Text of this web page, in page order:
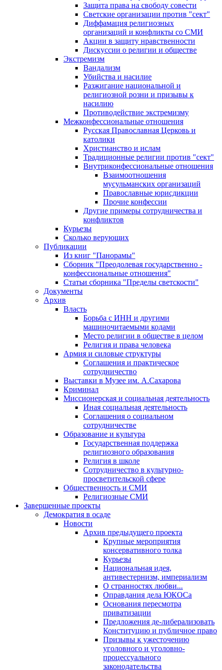
Защита права на свободу совести
Светские организации против "сект"
Диффамация религиозных
организаций и конфликты со СМИ
Акции в защиту нравственности
Дискуссии о религии и обществе
Экстремизм
Вандализм
Убийства и насилие
Разжигание национальной и
религиозной розни и призывы к
насилию
Противодействие экстремизму
Межконфессиональные отношения
Русская Православная Церковь и
католики
Христианство и ислам
Традиционные религии против "сект"
Внутриконфессиональные отношения
Взаимоотношения
мусульманских организаций
Православные юрисдикции
Прочие конфессии
Другие примеры сотрудничества и
конфликтов
Курьезы
Сколько верующих
Публикации
Из книг "Панорамы"
Сборник "Преодолевая государственно -
конфессиональные отношения"
Статьи сборника "Пределы светскости"
Документы
Архив
Власть
Борьба с ИНН и другими
машиночитаемыми кодами
Место религии в обществе в целом
Религия и права человека
Армия и силовые структуры
Соглашения и практическое
сотрудничество
Выставки в Музее им. А.Сахарова
Криминал
Миссионерская и социальная деятельность
Иная социальная деятельность
Соглашения о социальном
сотрудничестве
Образование и культура
Государственная поддержка
религиозного образования
Религия в школе
Сотрудничество в культурно-
просветительской сфере
Общественность и СМИ
Религиозные СМИ
Завершенные проекты
Демократия в осаде
Новости
Архив предыдущего проекта
Крупные мероприятия
консервативного толка
Курьезы
Национальная идея,
антивестернизм, империализм
О странностях любви...
Оправдания дела ЮКОСа
Основания пересмотра
приватизации
Предложения де-либерализовать
Конституцию и публичное право
Призывы к ужесточению
уголовного и уголовно-
процессуального
законодательства